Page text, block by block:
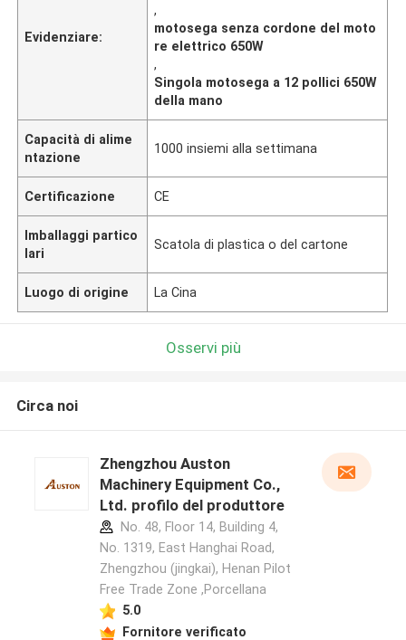
Lasciate un messaggio
Ti richiameremo presto!
Evidenziare:
,
motosega senza cordone del moto
re elettrico 650W
,
Singola motosega a 12 pollici 650W
della mano
Capacità di alime
ntazione
1000 insiemi alla settimana
Certificazione CE
Imballaggi partico
lari
Scatola di plastica o del cartone
Luogo di origine La Cina
Osservi più
Circa noi
Zhengzhou Auston
Machinery Equipment Co.,
Ltd. profilo del produttore
No. 48, Floor 14, Building 4,
No. 1319, East Hanghai Road,
Zhengzhou (jingkai), Henan Pilot
Free Trade Zone ,Porcellana
5.0
Fornitore verificato